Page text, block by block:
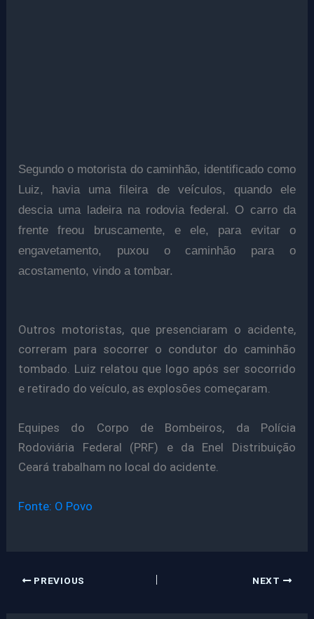
Segundo o motorista do caminhão, identificado como
Luiz, havia uma fileira de veículos, quando ele
descia uma ladeira na rodovia federal. O carro da
frente freou bruscamente, e ele, para evitar o
engavetamento, puxou o caminhão para o
acostamento, vindo a tombar.
Outros motoristas, que presenciaram o acidente,
correram para socorrer o condutor do caminhão
tombado. Luiz relatou que logo após ser socorrido
e retirado do veículo, as explosões começaram.
Equipes do Corpo de Bombeiros, da Polícia
Rodoviária Federal (PRF) e da Enel Distribuição
Ceará trabalham no local do acidente.
Fonte: O Povo
PREVIOUS NEXT